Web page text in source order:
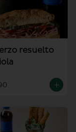
resuelto